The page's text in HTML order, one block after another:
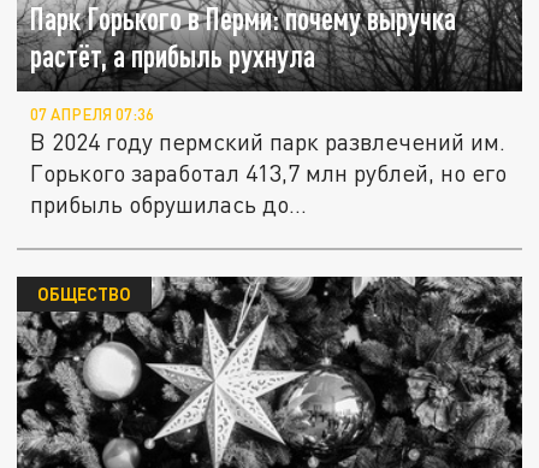
Парк Горького в Перми: почему выручка
растёт, а прибыль рухнула
07 АПРЕЛЯ 07:36
В 2024 году пермский парк развлечений им.
Горького заработал 413,7 млн рублей, но его
прибыль обрушилась до...
ОБЩЕСТВО